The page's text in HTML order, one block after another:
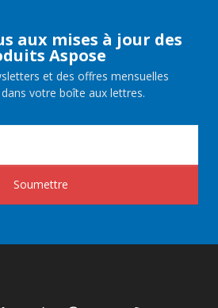
aux mises à jour des
Aspose
et des offres mensuelles
votre boîte aux lettres.
Soumettre